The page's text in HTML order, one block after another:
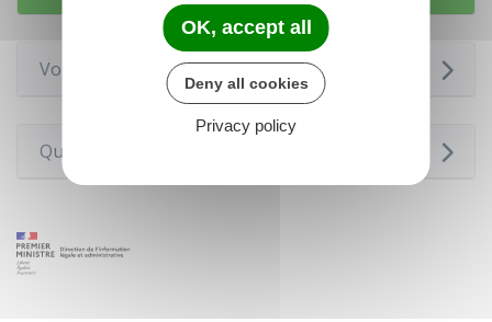
Voir aussi
Questions ? Réponses !
OK, accept all
Deny all cookies
Privacy policy